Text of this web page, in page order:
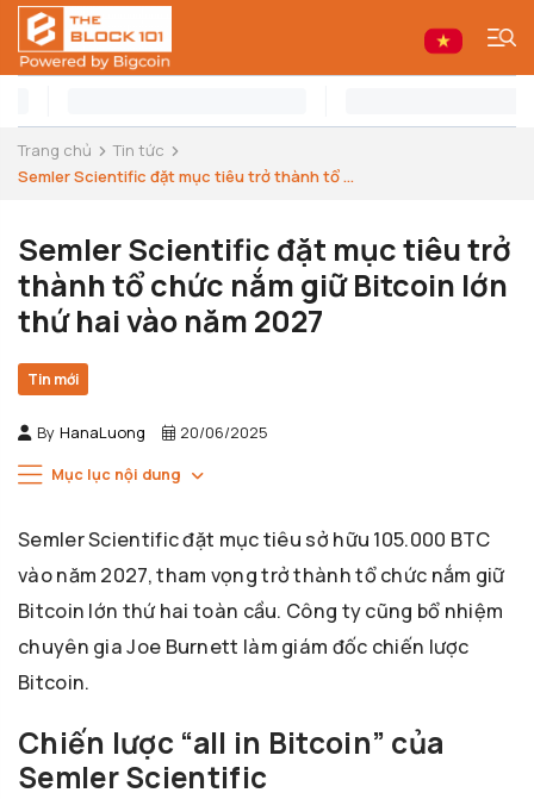
Trang chủ
Tin tức
Semler Scientific đặt mục tiêu trở thành tổ ...
Semler Scientific đặt mục tiêu trở
thành tổ chức nắm giữ Bitcoin lớn
thứ hai vào năm 2027
Tin mới
By HanaLuong 20/06/2025
Mục lục nội dung
Semler Scientific đặt mục tiêu sở hữu 105.000 BTC
vào năm 2027, tham vọng trở thành tổ chức nắm giữ
Bitcoin lớn thứ hai toàn cầu. Công ty cũng bổ nhiệm
chuyên gia Joe Burnett làm giám đốc chiến lược
Bitcoin.
Chiến lược “all in Bitcoin” của
Semler Scientific